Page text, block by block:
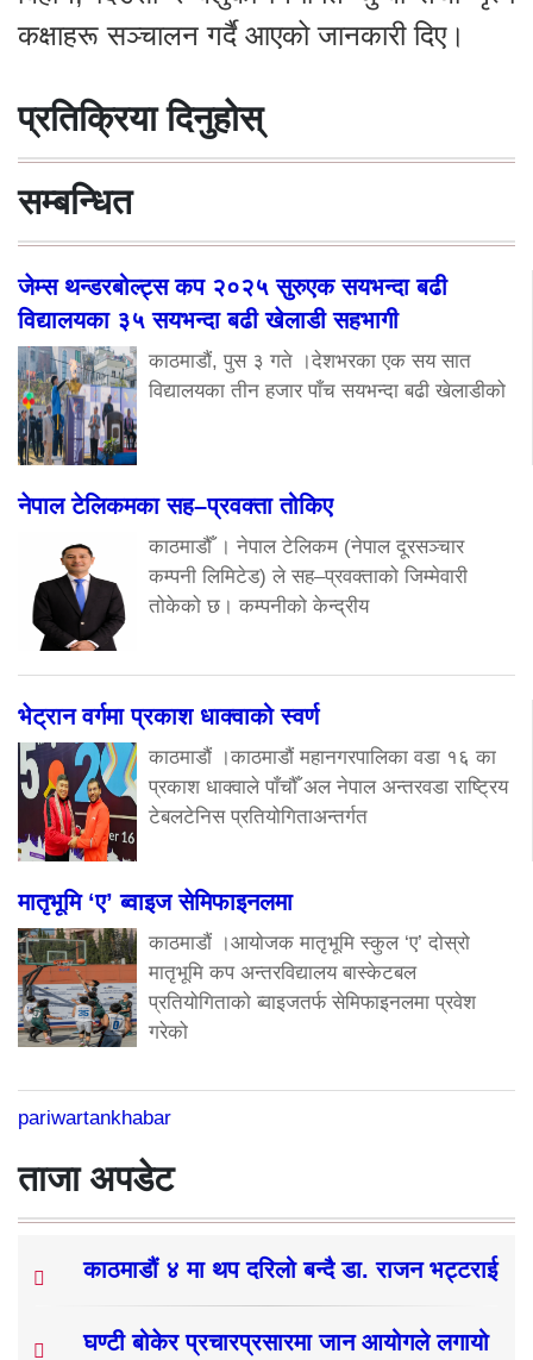
कक्षाहरू सञ्चालन गर्दै आएको जानकारी दिए।
प्रतिक्रिया दिनुहोस्
सम्बन्धित
जेम्स थन्डरबोल्ट्स कप २०२५ सुरुएक सयभन्दा बढी
विद्यालयका ३५ सयभन्दा बढी खेलाडी सहभागी
काठमाडौं, पुस ३ गते ।देशभरका एक सय सात
विद्यालयका तीन हजार पाँच सयभन्दा बढी खेलाडीको
नेपाल टेलिकमका सह–प्रवक्ता तोकिए
काठमाडौँ । नेपाल टेलिकम (नेपाल दूरसञ्चार
कम्पनी लिमिटेड) ले सह–प्रवक्ताको जिम्मेवारी
तोकेको छ। कम्पनीको केन्द्रीय
भेट्रान वर्गमा प्रकाश धाक्वाको स्वर्ण
काठमाडौं ।काठमाडौं महानगरपालिका वडा १६ का
प्रकाश धाक्वाले पाँचौँ अल नेपाल अन्तरवडा राष्ट्रिय
टेबलटेनिस प्रतियोगिताअन्तर्गत
मातृभूमि ‘ए’ ब्वाइज सेमिफाइनलमा
काठमाडौं ।आयोजक मातृभूमि स्कुल ‘ए’ दोस्रो
मातृभूमि कप अन्तरविद्यालय बास्केटबल
प्रतियोगिताको ब्वाइजतर्फ सेमिफाइनलमा प्रवेश
गरेको
pariwartankhabar
ताजा अपडेट
काठमाडौं ४ मा थप दरिलो बन्दै डा. राजन भट्टराई
घण्टी बोकेर प्रचारप्रसारमा जान आयोगले लगायो